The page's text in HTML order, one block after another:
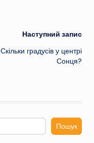
Наступний запис
Скільки градусів у центрі
Сонця?
Пошук